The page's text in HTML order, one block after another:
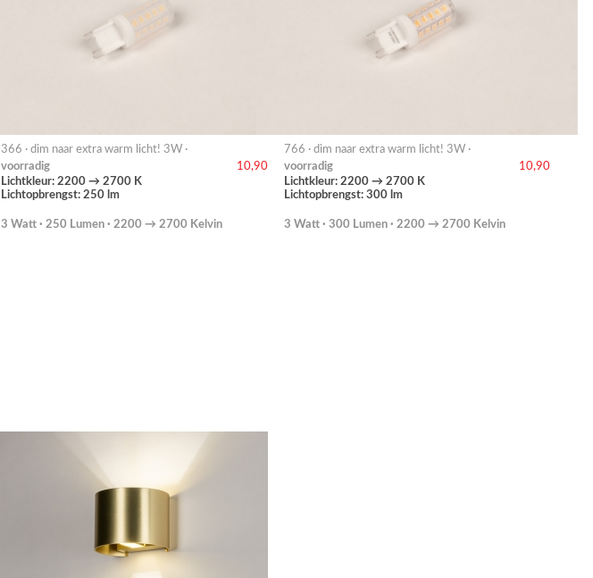
366 · dim naar extra warm licht! 3W ·
voorradig
10,90
Lichtkleur: 2200 → 2700 K
Lichtopbrengst: 250 lm
3 Watt · 250 Lumen · 2200 → 2700 Kelvin
766 · dim naar extra warm licht! 3W ·
voorradig
10,90
Lichtkleur: 2200 → 2700 K
Lichtopbrengst: 300 lm
3 Watt · 300 Lumen · 2200 → 2700 Kelvin